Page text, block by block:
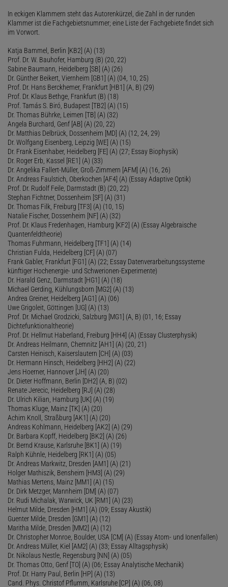
In eckigen Klammern steht das Autorenkürzel, die Zahl in der runden
Klammer ist die Fachgebietsnummer; eine Liste der Fachgebiete findet sich
im Vorwort.
Katja Bammel, Berlin [KB2] (A) (13)
Prof. Dr. W. Bauhofer, Hamburg (B) (20, 22)
Sabine Baumann, Heidelberg [SB] (A) (26)
Dr. Günther Beikert, Viernheim [GB1] (A) (04, 10, 25)
Prof. Dr. Hans Berckhemer, Frankfurt [HB1] (A, B) (29)
Prof. Dr. Klaus Bethge, Frankfurt (B) (18)
Prof. Tamás S. Biró, Budapest [TB2] (A) (15)
Dr. Thomas Bührke, Leimen [TB] (A) (32)
Angela Burchard, Genf [AB] (A) (20, 22)
Dr. Matthias Delbrück, Dossenheim [MD] (A) (12, 24, 29)
Dr. Wolfgang Eisenberg, Leipzig [WE] (A) (15)
Dr. Frank Eisenhaber, Heidelberg [FE] (A) (27; Essay Biophysik)
Dr. Roger Erb, Kassel [RE1] (A) (33)
Dr. Angelika Fallert-Müller, Groß-Zimmern [AFM] (A) (16, 26)
Dr. Andreas Faulstich, Oberkochen [AF4] (A) (Essay Adaptive Optik)
Prof. Dr. Rudolf Feile, Darmstadt (B) (20, 22)
Stephan Fichtner, Dossenheim [SF] (A) (31)
Dr. Thomas Filk, Freiburg [TF3] (A) (10, 15)
Natalie Fischer, Dossenheim [NF] (A) (32)
Prof. Dr. Klaus Fredenhagen, Hamburg [KF2] (A) (Essay Algebraische
Quantenfeldtheorie)
Thomas Fuhrmann, Heidelberg [TF1] (A) (14)
Christian Fulda, Heidelberg [CF] (A) (07)
Frank Gabler, Frankfurt [FG1] (A) (22; Essay Datenverarbeitungssysteme
künftiger Hochenergie- und Schwerionen-Experimente)
Dr. Harald Genz, Darmstadt [HG1] (A) (18)
Michael Gerding, Kühlungsborn [MG2] (A) (13)
Andrea Greiner, Heidelberg [AG1] (A) (06)
Uwe Grigoleit, Göttingen [UG] (A) (13)
Prof. Dr. Michael Grodzicki, Salzburg [MG1] (A, B) (01, 16; Essay
Dichtefunktionaltheorie)
Prof. Dr. Hellmut Haberland, Freiburg [HH4] (A) (Essay Clusterphysik)
Dr. Andreas Heilmann, Chemnitz [AH1] (A) (20, 21)
Carsten Heinisch, Kaiserslautern [CH] (A) (03)
Dr. Hermann Hinsch, Heidelberg [HH2] (A) (22)
Jens Hoerner, Hannover [JH] (A) (20)
Dr. Dieter Hoffmann, Berlin [DH2] (A, B) (02)
Renate Jerecic, Heidelberg [RJ] (A) (28)
Dr. Ulrich Kilian, Hamburg [UK] (A) (19)
Thomas Kluge, Mainz [TK] (A) (20)
Achim Knoll, Straßburg [AK1] (A) (20)
Andreas Kohlmann, Heidelberg [AK2] (A) (29)
Dr. Barbara Kopff, Heidelberg [BK2] (A) (26)
Dr. Bernd Krause, Karlsruhe [BK1] (A) (19)
Ralph Kühnle, Heidelberg [RK1] (A) (05)
Dr. Andreas Markwitz, Dresden [AM1] (A) (21)
Holger Mathiszik, Bensheim [HM3] (A) (29)
Mathias Mertens, Mainz [MM1] (A) (15)
Dr. Dirk Metzger, Mannheim [DM] (A) (07)
Dr. Rudi Michalak, Warwick, UK [RM1] (A) (23)
Helmut Milde, Dresden [HM1] (A) (09; Essay Akustik)
Guenter Milde, Dresden [GM1] (A) (12)
Maritha Milde, Dresden [MM2] (A) (12)
Dr. Christopher Monroe, Boulder, USA [CM] (A) (Essay Atom- und Ionenfallen)
Dr. Andreas Müller, Kiel [AM2] (A) (33; Essay Alltagsphysik)
Dr. Nikolaus Nestle, Regensburg [NN] (A) (05)
Dr. Thomas Otto, Genf [TO] (A) (06; Essay Analytische Mechanik)
Prof. Dr. Harry Paul, Berlin [HP] (A) (13)
Cand. Phys. Christof Pflumm, Karlsruhe [CP] (A) (06, 08)